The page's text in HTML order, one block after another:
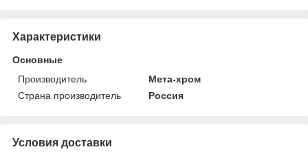
Характеристики
Основные
Производитель
Мета-хром
Страна производитель
Россия
Условия доставки